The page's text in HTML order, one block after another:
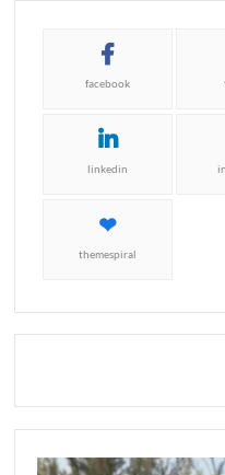
facebook
linkedin
themespiral